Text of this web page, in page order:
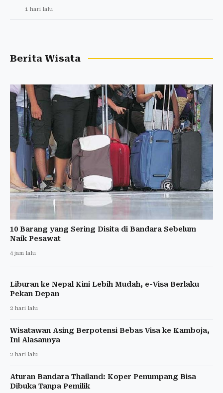
1 hari lalu
Berita Wisata
10 Barang yang Sering Disita di Bandara Sebelum
Naik Pesawat
4 jam lalu
Liburan ke Nepal Kini Lebih Mudah, e-Visa Berlaku
Pekan Depan
2 hari lalu
Wisatawan Asing Berpotensi Bebas Visa ke Kamboja,
Ini Alasannya
2 hari lalu
Aturan Bandara Thailand: Koper Penumpang Bisa
Dibuka Tanpa Pemilik